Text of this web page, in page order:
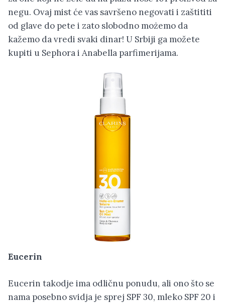
negu. Ovaj mist će vas savršeno negovati i zaštititi
od glave do pete i zato slobodno możemo da
kažemo da vredi svaki dinar! U Srbiji ga možete
kupiti u Sephora i Anabella parfimerijama.
Eucerin
Eucerin takodje ima odličnu ponudu, ali ono što se
nama posebno svidja je sprej SPF 30, mleko SPF 20 i